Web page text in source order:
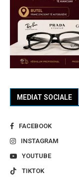
MEDIAT SOCIALE
FACEBOOK
INSTAGRAM
YOUTUBE
TIKTOK